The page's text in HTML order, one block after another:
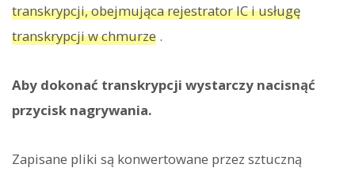
transkrypcji, obejmująca rejestrator IC i usługę
transkrypcji w chmurze .
Aby dokonać transkrypcji wystarczy nacisnąć
przycisk nagrywania.
Zapisane pliki są konwertowane przez sztuczną